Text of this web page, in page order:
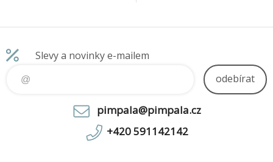
intuitivní technologii se
ještě jednodušší. ZD421 jsou
o 30% více výkonnější, než
ZD420 a o vice než 700%
více, než GK série
intuitivní technologii se
o 30% více výkonnější, než
ZD420 a o vice než 700%
více, než GK série
Slevy a novinky e-mailem
odebírat
pimpala@pimpala.cz
+420 591142142